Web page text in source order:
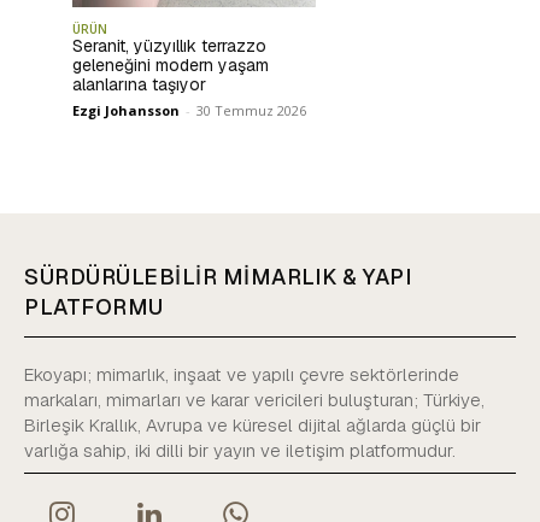
ÜRÜN
Seranit, yüzyıllık terrazzo
geleneğini modern yaşam
alanlarına taşıyor
Ezgi Johansson - 30 Temmuz 2026
SÜRDÜRÜLEBİLİR MİMARLIK & YAPI
PLATFORMU
Ekoyapı; mimarlık, inşaat ve yapılı çevre sektörlerinde
markaları, mimarları ve karar vericileri buluşturan; Türkiye,
Birleşik Krallık, Avrupa ve küresel dijital ağlarda güçlü bir
varlığa sahip, iki dilli bir yayın ve iletişim platformudur.